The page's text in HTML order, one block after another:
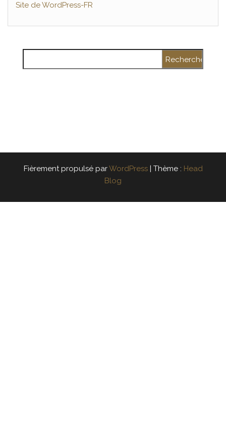
Site de WordPress-FR
Fièrement propulsé parWordPress | Thème : Head
Blog